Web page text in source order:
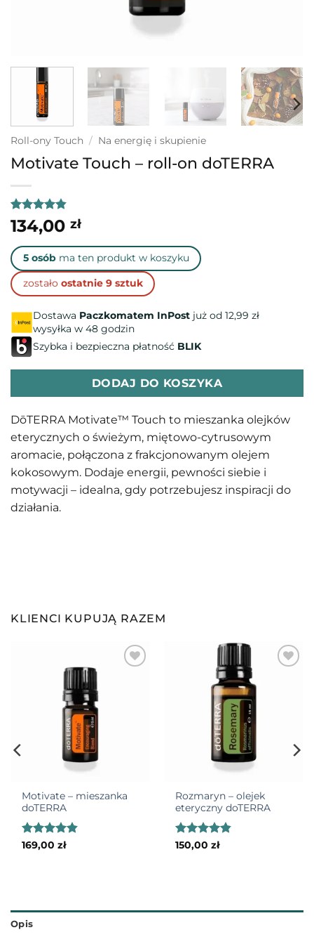
Roll-ony Touch / Na energię i skupienie
Motivate Touch – roll-on doTERRA
Oceniony
4.82na 5
podstawie
28
ocen
klientów
134,00 zł
5 osóbma ten produkt w koszyku
zostało ostatnie 9 sztuk
Dostawa Paczkomatem InPost już od 12,99 zł
wysyłka w 48 godzin
Szybka i bezpieczna płatność BLIK
DODAJ DO KOSZYKA
DōTERRA Motivate™ Touch to mieszanka olejków
eterycznych o świeżym, miętowo-cytrusowym
aromacie, połączona z frakcjonowanym olejem
kokosowym. Dodaje energii, pewności siebie i
motywacji – idealna, gdy potrzebujesz inspiracji do
działania.
KLIENCI KUPUJĄ RAZEM
Motivate – mieszanka
doTERRA
Oceniono
169,00zł
Rozmaryn – olejek
eteryczny doTERRA
Oceniono
150,00zł
Opis